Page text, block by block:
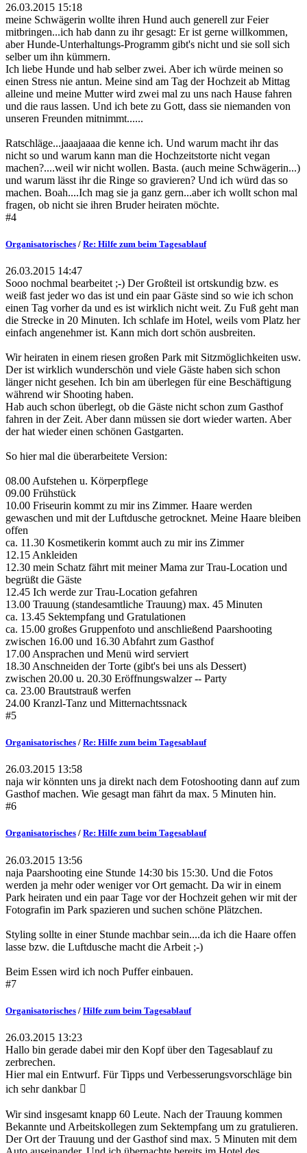
26.03.2015 15:18
meine Schwägerin wollte ihren Hund auch generell zur Feier
mitbringen...ich hab dann zu ihr gesagt: Er ist gerne willkommen,
aber Hunde-Unterhaltungs-Programm gibt's nicht und sie soll sich
selber um ihn kümmern.
Ich liebe Hunde und hab selber zwei. Aber ich würde meinen so
einen Stress nie antun. Meine sind am Tag der Hochzeit ab Mittag
alleine und meine Mutter wird zwei mal zu uns nach Hause fahren
und die raus lassen. Und ich bete zu Gott, dass sie niemanden von
unseren Freunden mitnimmt......
Ratschläge...jaaajaaaa die kenne ich. Und warum macht ihr das
nicht so und warum kann man die Hochzeitstorte nicht vegan
machen?....weil wir nicht wollen. Basta. (auch meine Schwägerin...)
und warum lässt ihr die Ringe so gravieren? Und ich würd das so
machen. Boah....Ich mag sie ja ganz gern...aber ich wollt schon mal
fragen, ob nicht sie ihren Bruder heiraten möchte.
#4
Organisatorisches / Re: Hilfe zum beim Tagesablauf
26.03.2015 14:47
Sooo nochmal bearbeitet ;-) Der Großteil ist ortskundig bzw. es
weiß fast jeder wo das ist und ein paar Gäste sind so wie ich schon
einen Tag vorher da und es ist wirklich nicht weit. Zu Fuß geht man
die Strecke in 20 Minuten. Ich schlafe im Hotel, weils vom Platz her
einfach angenehmer ist. Kann mich dort schön ausbreiten.
Wir heiraten in einem riesen großen Park mit Sitzmöglichkeiten usw.
Der ist wirklich wunderschön und viele Gäste haben sich schon
länger nicht gesehen. Ich bin am überlegen für eine Beschäftigung
während wir Shooting haben.
Hab auch schon überlegt, ob die Gäste nicht schon zum Gasthof
fahren in der Zeit. Aber dann müssen sie dort wieder warten. Aber
der hat wieder einen schönen Gastgarten.
So hier mal die überarbeitete Version:
08.00 Aufstehen u. Körperpflege
09.00 Frühstück
10.00 Friseurin kommt zu mir ins Zimmer. Haare werden
gewaschen und mit der Luftdusche getrocknet. Meine Haare bleiben
offen
ca. 11.30 Kosmetikerin kommt auch zu mir ins Zimmer
12.15 Ankleiden
12.30 mein Schatz fährt mit meiner Mama zur Trau-Location und
begrüßt die Gäste
12.45 Ich werde zur Trau-Location gefahren
13.00 Trauung (standesamtliche Trauung) max. 45 Minuten
ca. 13.45 Sektempfang und Gratulationen
ca. 15.00 großes Gruppenfoto und anschließend Paarshooting
zwischen 16.00 und 16.30 Abfahrt zum Gasthof
17.00 Ansprachen und Menü wird serviert
18.30 Anschneiden der Torte (gibt's bei uns als Dessert)
zwischen 20.00 u. 20.30 Eröffnungswalzer -- Party
ca. 23.00 Brautstrauß werfen
24.00 Kranzl-Tanz und Mitternachtssnack
#5
Organisatorisches / Re: Hilfe zum beim Tagesablauf
26.03.2015 13:58
naja wir könnten uns ja direkt nach dem Fotoshooting dann auf zum
Gasthof machen. Wie gesagt man fährt da max. 5 Minuten hin.
#6
Organisatorisches / Re: Hilfe zum beim Tagesablauf
26.03.2015 13:56
naja Paarshooting eine Stunde 14:30 bis 15:30. Und die Fotos
werden ja mehr oder weniger vor Ort gemacht. Da wir in einem
Park heiraten und ein paar Tage vor der Hochzeit gehen wir mit der
Fotografin im Park spazieren und suchen schöne Plätzchen.
Styling sollte in einer Stunde machbar sein....da ich die Haare offen
lasse bzw. die Luftdusche macht die Arbeit ;-)
Beim Essen wird ich noch Puffer einbauen.
#7
Organisatorisches / Hilfe zum beim Tagesablauf
26.03.2015 13:23
Hallo bin gerade dabei mir den Kopf über den Tagesablauf zu
zerbrechen.
Hier mal ein Entwurf. Für Tipps und Verbesserungsvorschläge bin
ich sehr dankbar 
Wir sind insgesamt knapp 60 Leute. Nach der Trauung kommen
Bekannte und Arbeitskollegen zum Sektempfang um zu gratulieren.
Der Ort der Trauung und der Gasthof sind max. 5 Minuten mit dem